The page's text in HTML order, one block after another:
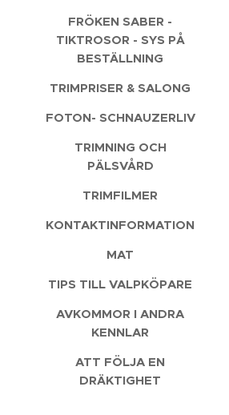
FRÖKEN SABER -
TIKTROSOR - SYS PÅ
BESTÄLLNING
TRIMPRISER & SALONG
FOTON- SCHNAUZERLIV
TRIMNING OCH
PÄLSVÅRD
TRIMFILMER
KONTAKTINFORMATION
MAT
TIPS TILL VALPKÖPARE
AVKOMMOR I ANDRA
KENNLAR
ATT FÖLJA EN
DRÄKTIGHET